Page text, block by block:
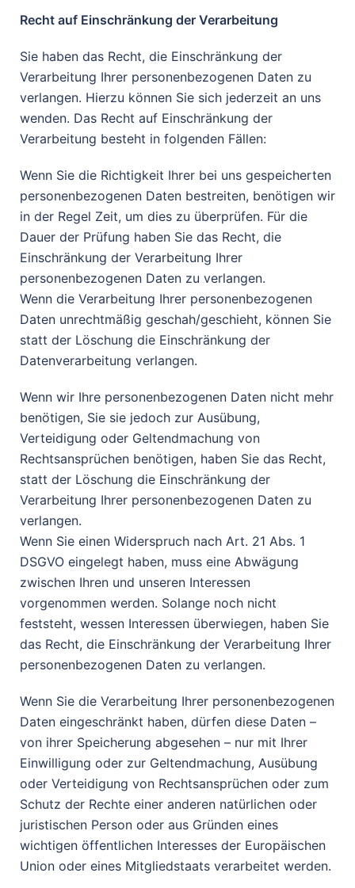
Recht auf Einschränkung der Verarbeitung
Sie haben das Recht, die Einschränkung der
Verarbeitung Ihrer personenbezogenen Daten zu
verlangen. Hierzu können Sie sich jederzeit an uns
wenden. Das Recht auf Einschränkung der
Verarbeitung besteht in folgenden Fällen:
Wenn Sie die Richtigkeit Ihrer bei uns gespeicherten
personenbezogenen Daten bestreiten, benötigen wir
in der Regel Zeit, um dies zu überprüfen. Für die
Dauer der Prüfung haben Sie das Recht, die
Einschränkung der Verarbeitung Ihrer
personenbezogenen Daten zu verlangen.
Wenn die Verarbeitung Ihrer personenbezogenen
Daten unrechtmäßig geschah/geschieht, können Sie
statt der Löschung die Einschränkung der
Datenverarbeitung verlangen.
Wenn wir Ihre personenbezogenen Daten nicht mehr
benötigen, Sie sie jedoch zur Ausübung,
Verteidigung oder Geltendmachung von
Rechtsansprüchen benötigen, haben Sie das Recht,
statt der Löschung die Einschränkung der
Verarbeitung Ihrer personenbezogenen Daten zu
verlangen.
Wenn Sie einen Widerspruch nach Art. 21 Abs. 1
DSGVO eingelegt haben, muss eine Abwägung
zwischen Ihren und unseren Interessen
vorgenommen werden. Solange noch nicht
feststeht, wessen Interessen überwiegen, haben Sie
das Recht, die Einschränkung der Verarbeitung Ihrer
personenbezogenen Daten zu verlangen.
Wenn Sie die Verarbeitung Ihrer personenbezogenen
Daten eingeschränkt haben, dürfen diese Daten –
von ihrer Speicherung abgesehen – nur mit Ihrer
Einwilligung oder zur Geltendmachung, Ausübung
oder Verteidigung von Rechtsansprüchen oder zum
Schutz der Rechte einer anderen natürlichen oder
juristischen Person oder aus Gründen eines
wichtigen öffentlichen Interesses der Europäischen
Union oder eines Mitgliedstaats verarbeitet werden.